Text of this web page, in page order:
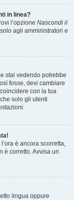
in linea?
l’opzione Nascondi il
agli amministratori e
stai vedendo potrebbe
fosse, devi cambiare
con la tua
solo gli utenti
è ancora scorretta,
è corretto. Avvisa un
lingua oppure